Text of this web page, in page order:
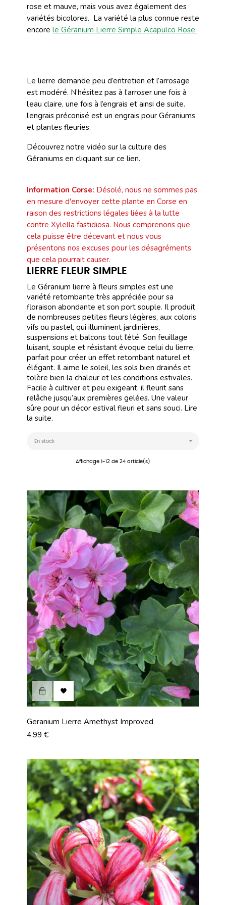
rose et mauve, mais vous avez également des
variétés bicolores. La variété la plus connue reste
encore le Géranium Lierre Simple Acapulco Rose.
Le lierre demande peu d’entretien et l’arrosage
est modéré. N’hésitez pas à l’arroser une fois à
l’eau claire, une fois à l’engrais et ainsi de suite.
l’engrais préconisé est un engrais pour Géraniums
et plantes fleuries.
Découvrez notre vidéo sur la culture des
Géraniums en cliquant sur ce lien.
Information Corse: Désolé, nous ne sommes pas
en mesure d'envoyer cette plante en Corse en
raison des restrictions légales liées à la lutte
contre Xylella fastidiosa. Nous comprenons que
cela puisse être décevant et nous vous
présentons nos excuses pour les désagréments
que cela pourrait causer.
LIERRE FLEUR SIMPLE
Le Géranium lierre à fleurs simples est une
variété retombante très appréciée pour sa
floraison abondante et son port souple. Il produit
de nombreuses petites fleurs légères, aux coloris
vifs ou pastel, qui illuminent jardinières,
suspensions et balcons tout l’été. Son feuillage
luisant, souple et résistant évoque celui du lierre,
parfait pour créer un effet retombant naturel et
élégant. Il aime le soleil, les sols bien drainés et
tolère bien la chaleur et les conditions estivales.
Facile à cultiver et peu exigeant, il fleurit sans
relâche jusqu’aux premières gelées. Une valeur
sûre pour un décor estival fleuri et sans souci. Lire
la suite.
En stock 
Affichage 1-12 de 24 article(s)

Geranium Lierre Amethyst Improved
Prix
4,99 €